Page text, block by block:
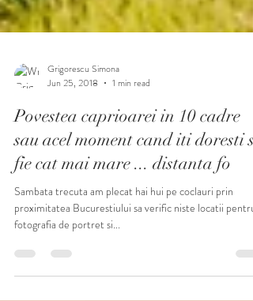
Grigorescu Simona
Jun 25, 2018
Povestea caprioarei in 10 cadre
sau acel moment cand iti doresti sa
fie cat mai mare ... distanta fo
proximitatea Bucurestiului sa verific niste locatii pentru
fotografia de portret si...